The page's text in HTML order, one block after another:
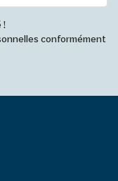
!
conformément